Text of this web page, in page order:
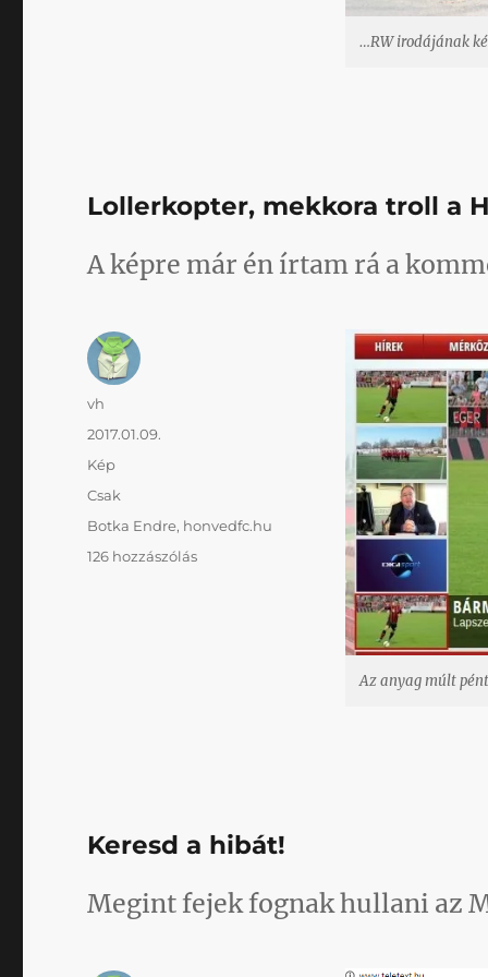
…RW irodájának
Lollerkopter, mekkora troll a
A képre már én írtam rá a
Az anyag múlt
Szerző
vh
Közzétéve
2017.01.09.
Forma
Kép
Kategória
Csak
Címke
Botka Endre, honvedfc.hu
126 hozzászólásLollerkopter,
Keresd a hibát!
Megint fejek fognak hullani az